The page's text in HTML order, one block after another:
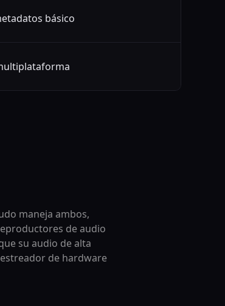
básico
maneja ambos,
de audio
su audio de alta
de hardware